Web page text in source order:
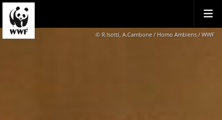
© R.Isotti, A.Cambone / Homo Ambiens / WWF